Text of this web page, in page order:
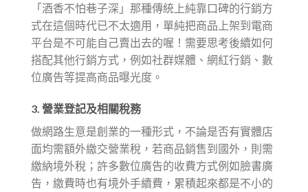
「酒香不怕巷子深」那種傳統上純靠口碑的行銷方
式在這個時代已不太適用，單純把商品上架到電商
平台是不可能自己賣出去的喔！需要思考後續如何
搭配其他行銷方式，例如社群媒體、網紅行銷、數
位廣告等提高商品曝光度。
3. 營業登記及相關稅務
做網路生意是創業的一種形式，不論是否有實體店
面均需額外繳交營業稅，若商品銷售到國外，則需
繳納境外稅；許多數位廣告的收費方式例如臉書廣
告，繳費時也有境外手續費，累積起來都是不小的